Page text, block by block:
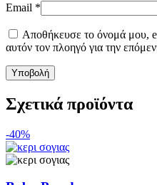
Email *
Αποθήκευσε το όνομά μου,
αυτόν τον πλοηγό για την
Σχετικά προϊόντα
-40%